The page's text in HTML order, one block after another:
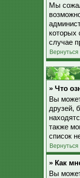
Мы
которых
случае
Вернуться
» Что
Вы
друзей,
также
список
Вернуться
» Как
Вы